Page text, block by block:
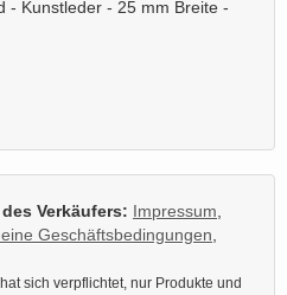
- Kunstleder - 25 mm Breite -
Verkäufers: Impressum
Geschäftsbedingungen
sich verpflichtet, nur Produkte und